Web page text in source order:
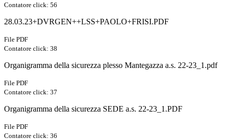
Contatore click: 56
28.03.23+DVRGEN++LSS+PAOLO+FRISI.PDF
File PDF
Contatore click: 38
Organigramma della sicurezza plesso Mantegazza a.s. 22-23_1.pdf
File PDF
Contatore click: 37
Organigramma della sicurezza SEDE a.s. 22-23_1.PDF
File PDF
Contatore click: 36